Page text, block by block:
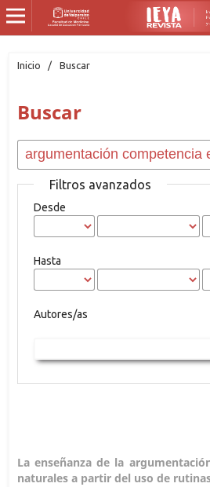
Inicio / Buscar
Buscar
Filtros avanzados
Desde
Hasta
Autores/as
La enseñanza de la
naturales a partir del uso de